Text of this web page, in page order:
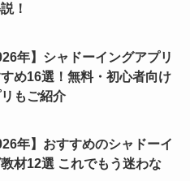
！
年】シャドーイングアプリ
め16選！無料・初心者向け
もご紹介
年】おすすめのシャドーイ
材12選 これでもう迷わな